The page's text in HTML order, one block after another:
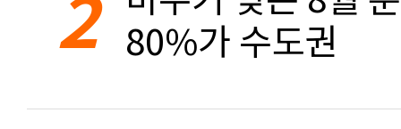
80%가 수도권